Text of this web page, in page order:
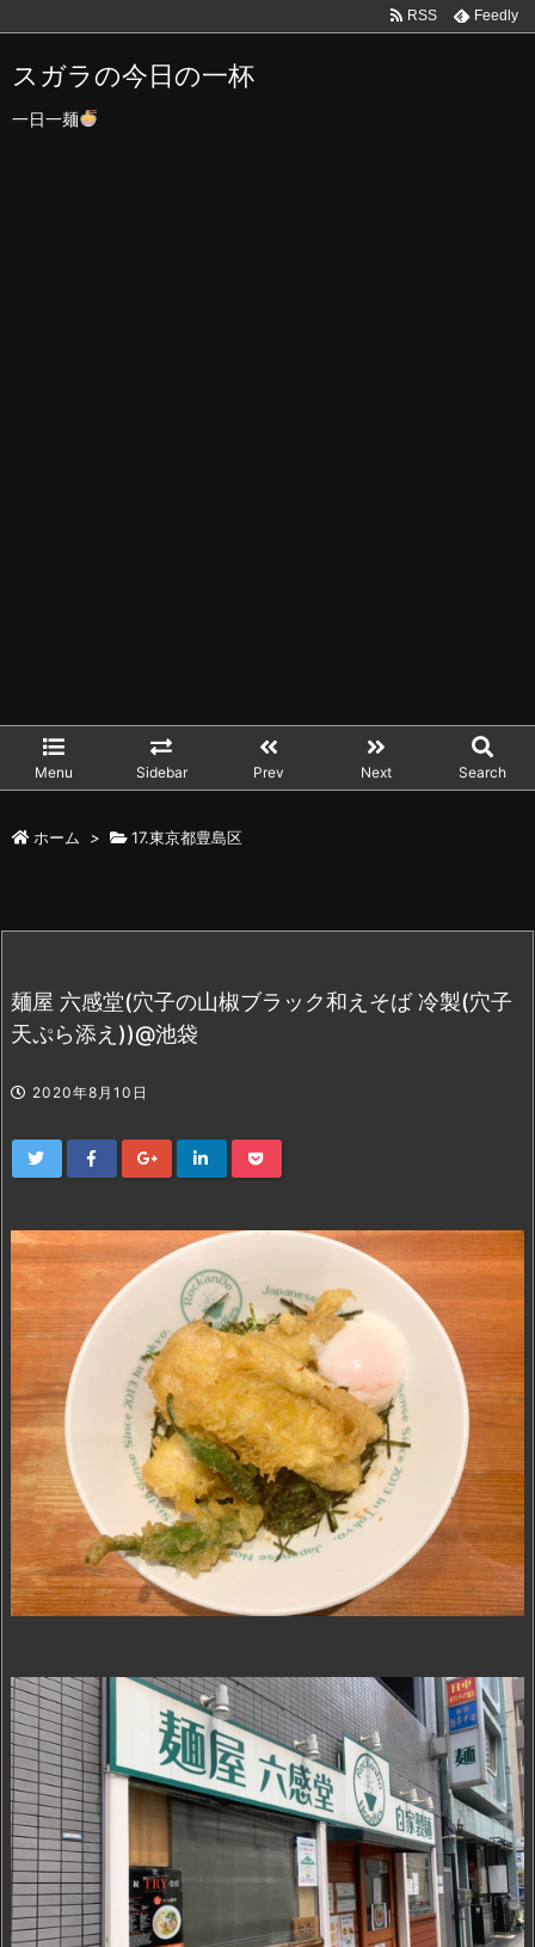
スガラの今日の一杯
一日一麺
Menu Sidebar Prev Next Search
RSS Feedly
ホーム > 17.東京都豊島区
麺屋 六感堂(穴子の山椒ブラック和えそば 冷製(穴子
天ぷら添え))@池袋
2020年8月10日